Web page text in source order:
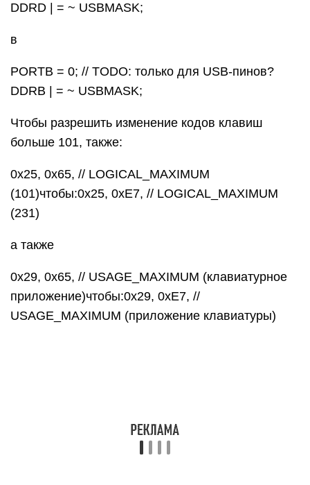
DDRD | = ~ USBMASK;
в
PORTB = 0; // TODO: только для USB-пинов?
DDRB | = ~ USBMASK;
Чтобы разрешить изменение кодов клавиш
больше 101, также:
0x25, 0x65, // LOGICAL_MAXIMUM
(101)чтобы:0x25, 0xE7, // LOGICAL_MAXIMUM
(231)
а также
0x29, 0x65, // USAGE_MAXIMUM (клавиатурное
приложение)чтобы:0x29, 0xE7, //
USAGE_MAXIMUM (приложение клавиатуры)